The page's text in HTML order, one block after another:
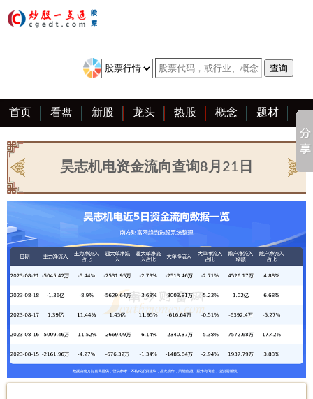
首页 看盘 新股 龙头 热股 概念 题材
亮点 创业板 资料 复盘 区块链 大全
昊志机电资金流向查询8月21日